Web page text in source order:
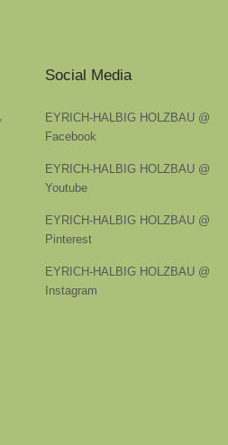
Social Media
EYRICH-HALBIG HOLZBAU @
Facebook
EYRICH-HALBIG HOLZBAU @
Youtube
EYRICH-HALBIG HOLZBAU @
Pinterest
EYRICH-HALBIG HOLZBAU @
Instagram